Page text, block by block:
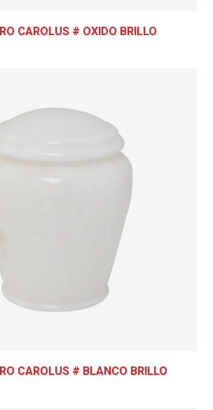
CAROLUS # OXIDO BRILLO
CAROLUS # BLANCO BRILLO